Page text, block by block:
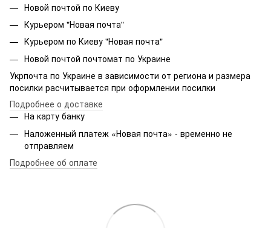
Новой почтой по Киеву
Курьером "Новая почта"
Курьером по Киеву "Новая почта"
Новой почтой почтомат по Украине
Укрпочта по Украине в зависимости от региона и размера
посилки расчитывается при оформлении посилки
Подробнее о доставке
На карту банку
Наложенный платеж «Новая почта» - временно не
отправляем
Подробнее об оплате